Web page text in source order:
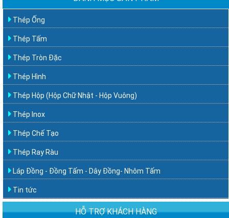
Thép Ống
Thép Tấm
Thép Tròn Đặc
Thép Hình
Thép Hộp (Hộp Chữ Nhật - Hộp Vuông)
Thép Inox
Thép Chế Tạo
Thép Ray Ràu
Láp Đồng - Đồng Tấm - Dây Đồng- Nhôm Tấm
Tin tức
HỖ TRỢ KHÁCH HÀNG